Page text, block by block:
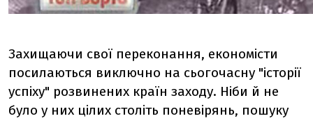
Захищаючи свої переконання, економісти
посилаються виключно на сьогочасну "історії
успіху" розвинених країн заходу. Ніби й не
було у них цілих століть поневірянь, пошуку